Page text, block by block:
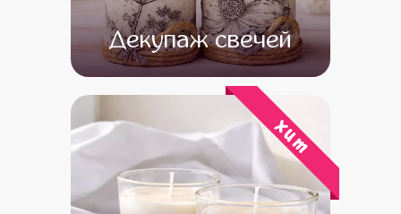
Декупаж свечей
от 14 500 от 12 500
хит